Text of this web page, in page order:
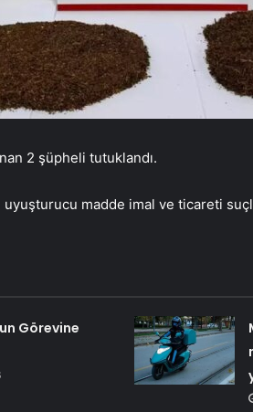
2 şüpheli tutuklandı.
uyuşturucu madde imal ve ticareti
Görevine